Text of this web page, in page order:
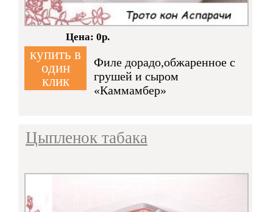
купить в
один
клик
Цена: 0р.
Филе дорадо,обжаренное с
грушей и сыром
«Каммамбер»
Цыпленок табака